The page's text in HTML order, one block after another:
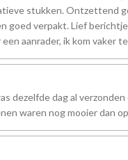
stukken. Ontzettend
goed verpakt. Lief
aanrader, ik kom vaker
dezelfde dag al verzonden
waren nog mooier dan